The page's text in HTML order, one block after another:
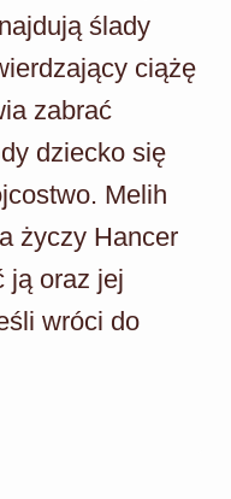
ślady
ciążę
zabrać
dziecko się
Melih
życzy Hancer
ją oraz jej
wróci do